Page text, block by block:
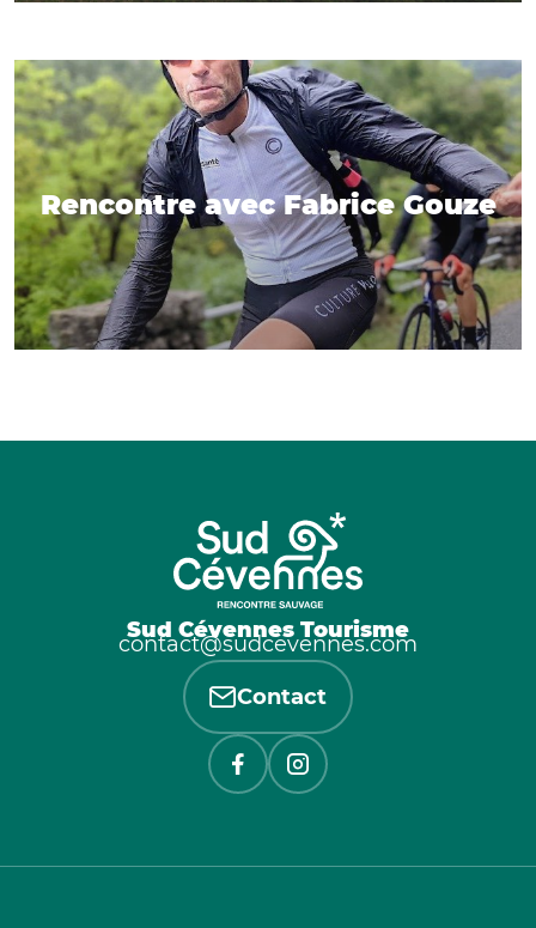
Rencontre avec Fabrice Gouze
Sud Cévennes Tourisme
contact@sudcevennes.com
Contact